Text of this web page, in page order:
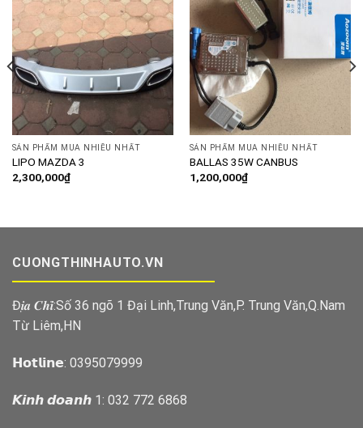
SẢN PHẨM MUA NHIỀU NHẤT
LIPO MAZDA 3
2,300,000₫
SẢN PHẨM MUA NHIỀU NHẤT
BALLAS 35W CANBUS
1,200,000₫
CUONGTHINHAUTO.VN
Đ𝒊̣𝒂 𝑪𝒉𝒊̉:Số 36 ngõ 1 Đại Linh,Trung Văn,P. Trung Văn,Q.Nam
Từ Liêm,HN
𝗛𝗼𝘁𝗹𝗶𝗻𝗲: 0395079999
𝙆𝙞𝙣𝙝 𝙙𝙤𝙖𝙣𝙝 1: 032 772 6868